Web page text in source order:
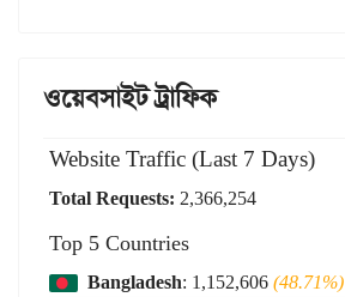
ওয়েবসাইট ট্রাফিক
Website Traffic (Last 7 Days)
Total Requests: 2,366,254
Top 5 Countries
Bangladesh: 1,152,606(48.71%)